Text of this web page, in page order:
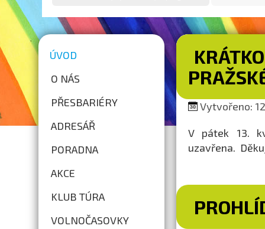
ÚVOD
O NÁS
PŘESBARIÉRY
ADRESÁŘ
PORADNA
AKCE
KLUB TÚRA
VOLNOČASOVKY
Vytvořeno:
V pátek 13.
uzavřena.